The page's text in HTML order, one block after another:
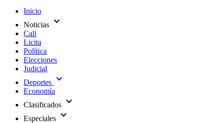
Inicio
Noticias expand_more
Cali
Licita
Política
Elecciones
Judicial
Deportes expand_more
Economía
Clasificados expand_more
Especiales expand_more